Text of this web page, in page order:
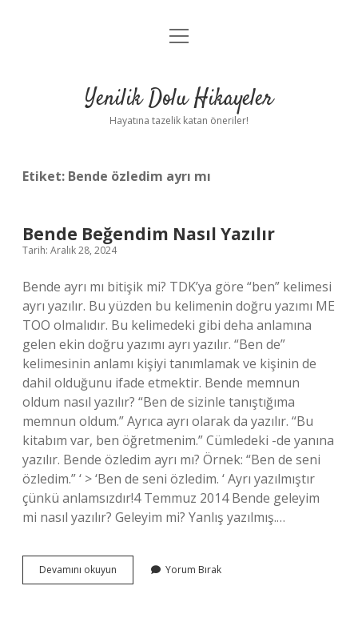
Anasayfa
Yasal Uyarı
menüyü
Yenilik Dolu Hikayeler
Hayatına tazelik katan öneriler!
Etiket: Bende özledim ayrı mı
Bende Beğendim Nasıl Yazılır
Tarih: Aralık 28, 2024
Bende ayrı mı bitişik mi? TDK’ya göre “ben” kelimesi
ayrı yazılır. Bu yüzden bu kelimenin doğru yazımı ME
TOO olmalıdır. Bu kelimedeki gibi deha anlamına
gelen ekin doğru yazımı ayrı yazılır. “Ben de”
kelimesinin anlamı kişiyi tanımlamak ve kişinin de
dahil olduğunu ifade etmektir. Bende memnun
oldum nasıl yazılır? “Ben de sizinle tanıştığıma
memnun oldum.” Ayrıca ayrı olarak da yazılır. “Bu
kitabım var, ben öğretmenim.” Cümledeki -de yanına
yazılır. Bende özledim ayrı mı? Örnek: “Ben de seni
özledim.” ‘ > ‘Ben de seni özledim. ‘ Ayrı yazılmıştır
çünkü anlamsızdır!4 Temmuz 2014 Bende geleyim
mi nasıl yazılır? Geleyim mi? Yanlış yazılmış.…
Devamını okuyun
Beğendim
Yorum Bırak